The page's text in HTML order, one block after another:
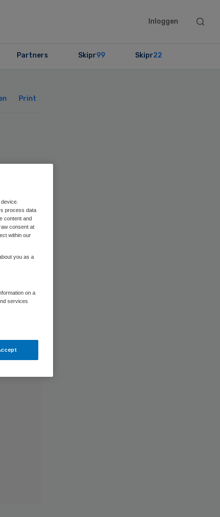
Inloggen
Search
Partners Skipr99 Skipr22
Print
process data
content and
consent at
within our
you as a
on a
services